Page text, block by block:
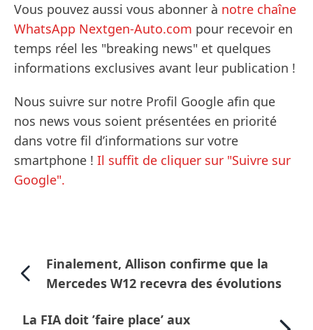
Vous pouvez aussi vous abonner à notre chaîne
WhatsApp Nextgen-Auto.com pour recevoir en
temps réel les "breaking news" et quelques
informations exclusives avant leur publication !
Nous suivre sur notre Profil Google afin que
nos news vous soient présentées en priorité
dans votre fil d’informations sur votre
smartphone ! Il suffit de cliquer sur "Suivre sur
Google".
Finalement, Allison confirme que la
Mercedes W12 recevra des évolutions
La FIA doit ’faire place’ aux